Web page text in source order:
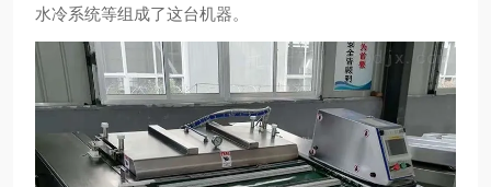
水冷系统等组成了这台机器。